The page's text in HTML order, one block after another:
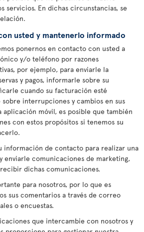
servicios. En dichas circunstancias, se
usted y mantenerlo informado
ponernos en contacto con usted a
y/o teléfono por razones
por ejemplo, para enviarle la
y pagos, informarle sobre su
cuando su facturación esté
interrupciones y cambios en sus
aplicación móvil, es posible que también
con estos propósitos si tenemos su
información de contacto para realizar una
enviarle comunicaciones de marketing,
dichas comunicaciones.
para nosotros, por lo que es
sus comentarios a través de correo
o encuestas.
que intercambie con nosotros y